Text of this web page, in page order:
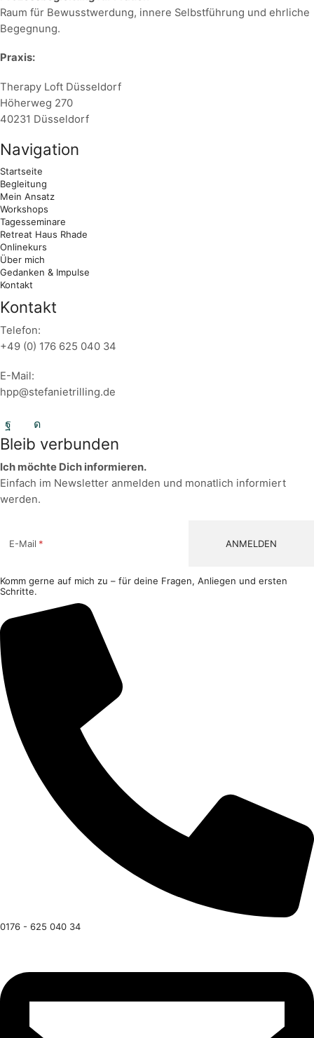
Raum für Bewusstwerdung, innere Selbstführung und ehrliche
Begegnung.
Praxis:
Therapy Loft Düsseldorf
Höherweg 270
40231 Düsseldorf
Navigation
Startseite
Begleitung
Mein Ansatz
Workshops
Tagesseminare
Retreat Haus Rhade
Onlinekurs
Über mich
Gedanken & Impulse
Kontakt
Kontakt
Telefon:
+49 (0) 176 625 040 34
E-Mail:
hpp@stefanietrilling.de
FacebookInstagram
Bleib verbunden
Ich möchte Dich informieren.
Einfach im Newsletter anmelden und monatlich informiert
werden.
E-Mail
Komm gerne auf mich zu – für deine Fragen, Anliegen und ersten
Schritte.
0176 - 625 040 34